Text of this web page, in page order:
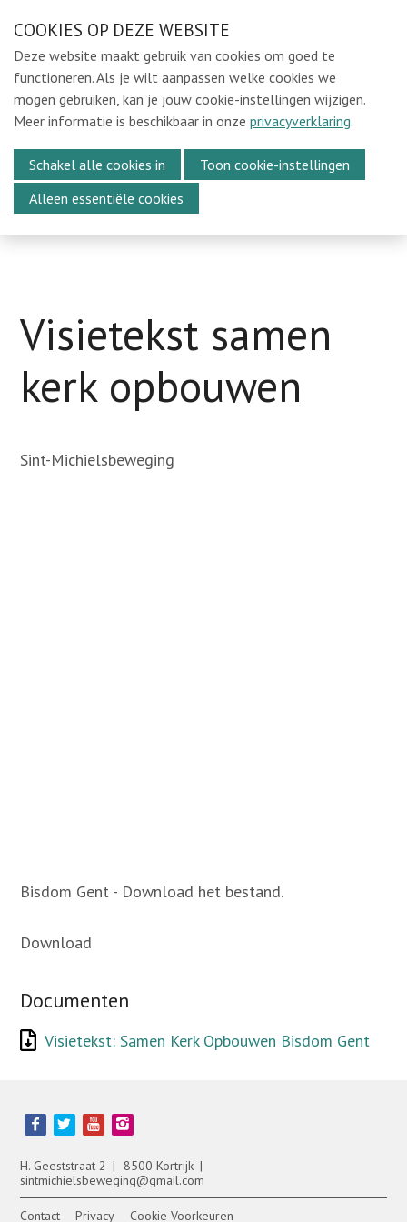
links
over
Spring
naar
de
navigatie
Spring
naar
Ons e-mailadres:
sintmichielsbeweging@gmail.com
Visietekst samen
kerk opbouwen
Sint-Michielsbeweging
Bisdom Gent - Download het bestand.
Download
Documenten
Visietekst: Samen Kerk Opbouwen Bisdom Gent
Bezoek
onze
media
pagina's:
H. Geeststraat 2
8500 Kortrijk
sintmichielsbeweging@gmail.com
Contact Privacy Cookie Voorkeuren
Locaties
Over Ons
Media
Kalender
Vrijwilligers oudejaarsavond
Contact
COOKIES OP DEZE WEBSITE
Deze website maakt gebruik van cookies om goed te
functioneren. Als je wilt aanpassen welke cookies we
mogen gebruiken, kan je jouw cookie-instellingen wijzigen.
Meer informatie is beschikbaar in onze privacyverklaring.
Schakel alle cookies in
Toon cookie-instellingen
Alleen essentiële cookies